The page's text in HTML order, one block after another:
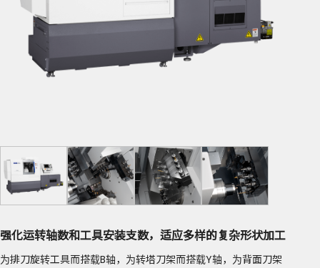
强化运转轴数和工具安装支数，适应多样的复杂形状加工
为排刀旋转工具而搭载B轴，为转塔刀架而搭载Y轴，为背面刀架